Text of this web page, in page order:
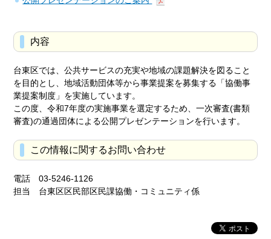
内容
台東区では、公共サービスの充実や地域の課題解決を図ること
を目的とし、地域活動団体等から事業提案を募集する「協働事
業提案制度」を実施しています。
この度、令和7年度の実施事業を選定するため、一次審査(書類
審査)の通過団体による公開プレゼンテーションを行います。
この情報に関するお問い合わせ
電話 03-5246-1126
担当 台東区区民部区民課協働・コミュニティ係